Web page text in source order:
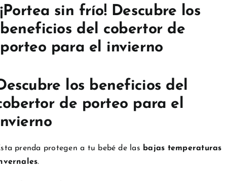
¡Portea sin frío! Descubre los
beneficios del cobertor de
porteo para el invierno
los beneficios del
de porteo para el
prenda protegen a tu bebé de las bajas temperaturas
.